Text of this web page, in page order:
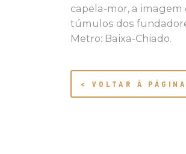
capela-mor, a imagem
túmulos dos
Metro: Baixa-Chiado.
< VOLTAR À